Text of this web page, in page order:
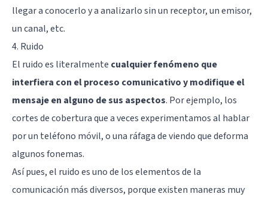
llegar a conocerlo y a analizarlo sin un receptor, un emisor,
un canal, etc.
4. Ruido
El ruido es literalmente cualquier fenómeno que
interfiera con el proceso comunicativo y modifique el
mensaje en alguno de sus aspectos. Por ejemplo, los
cortes de cobertura que a veces experimentamos al hablar
por un teléfono móvil, o una ráfaga de viendo que deforma
algunos fonemas.
Así pues, el ruido es uno de los elementos de la
comunicación más diversos, porque existen maneras muy